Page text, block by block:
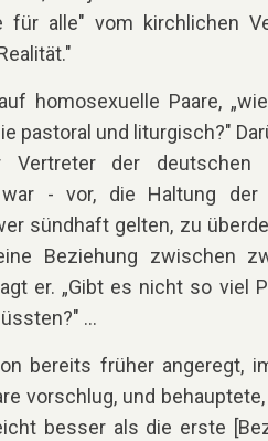
alle" vom kirchlichen
homosexuelle Paare,
pastoral und liturgisch?"
der deutschen
- vor, die Haltung der
sündhaft gelten, zu
Beziehung zwischen
er. „Gibt es nicht so viel
…
bereits früher angeregt,
vorschlug, und
besser als die erste